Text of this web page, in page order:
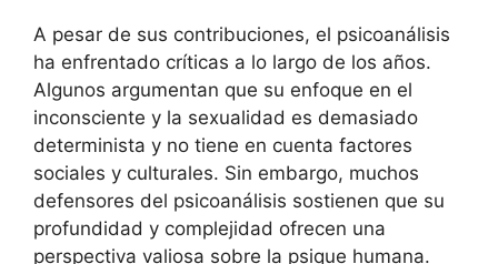
A pesar de sus contribuciones, el psicoanálisis
ha enfrentado críticas a lo largo de los años.
Algunos argumentan que su enfoque en el
inconsciente y la sexualidad es demasiado
determinista y no tiene en cuenta factores
sociales y culturales. Sin embargo, muchos
defensores del psicoanálisis sostienen que su
profundidad y complejidad ofrecen una
perspectiva valiosa sobre la psique humana.